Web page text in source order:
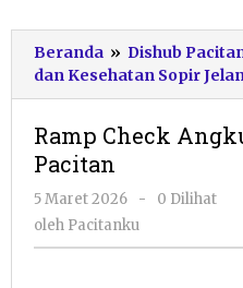
Beranda » Dishub
dan Kesehatan Sopir
Ramp Check
Pacitan
5 Maret 2026
oleh
Pacitanku
-
0 Dilihat
oleh Pacitanku